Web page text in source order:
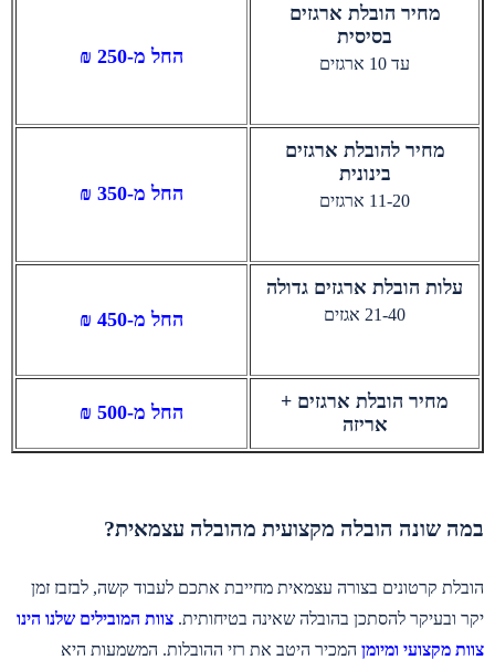
מחיר הובלת ארגזים
בסיסית
עד 10 ארגזים החל מ-250 ₪
מחיר להובלת ארגזים
בינונית
11-20 ארגזים החל מ-350 ₪
עלות הובלת ארגזים גדולה
21-40 אגזים החל מ-450 ₪
מחיר הובלת ארגזים +
אריזה
החל מ-500 ₪
במה שונה הובלה מקצועית מהובלה עצמאית?
הובלת קרטונים בצורה עצמאית מחייבת אתכם לעבוד קשה, לבזבז זמן
יקר ובעיקר להסתכן בהובלה שאינה בטיחותית. צוות המובילים שלנו הינו
צוות מקצועי ומיומן המכיר היטב את רזי ההובלות. המשמעות היא